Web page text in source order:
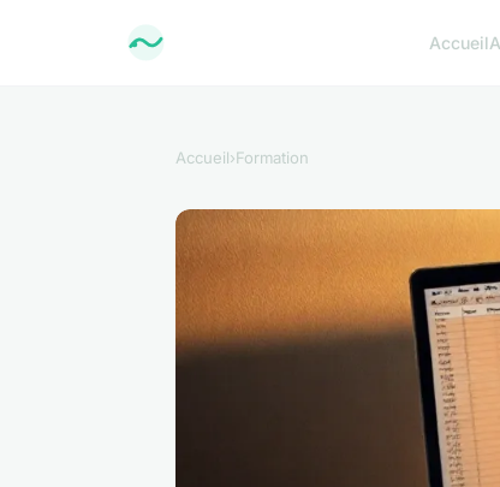
Accueil
Accueil›Formation